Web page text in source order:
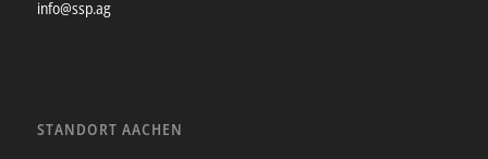
info@ssp.ag
STANDORT AACHEN